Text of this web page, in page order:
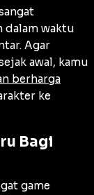
dalam waktu
Agar
awal, kamu
berharga
ke
Bagi
game